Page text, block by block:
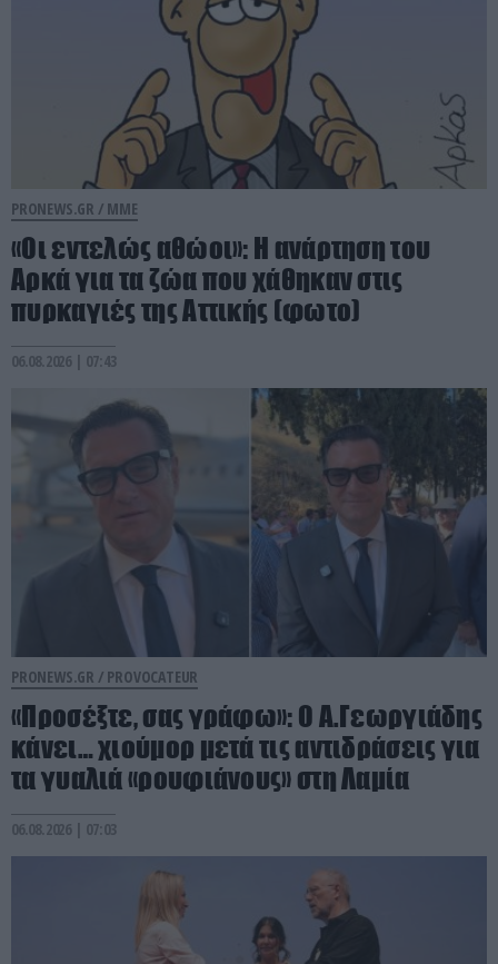
PRONEWS.GR / ΜΜΕ
«Οι εντελώς αθώοι»: Η ανάρτηση του
Αρκά για τα ζώα που χάθηκαν στις
πυρκαγιές της Αττικής (φωτο)
06.08.2026 | 07:43
PRONEWS.GR / PROVOCATEUR
«Προσέξτε, σας γράφω»: Ο Α.Γεωργιάδης
κάνει… χιούμορ μετά τις αντιδράσεις για
τα γυαλιά «ρουφιάνους» στη Λαμία
06.08.2026 | 07:03